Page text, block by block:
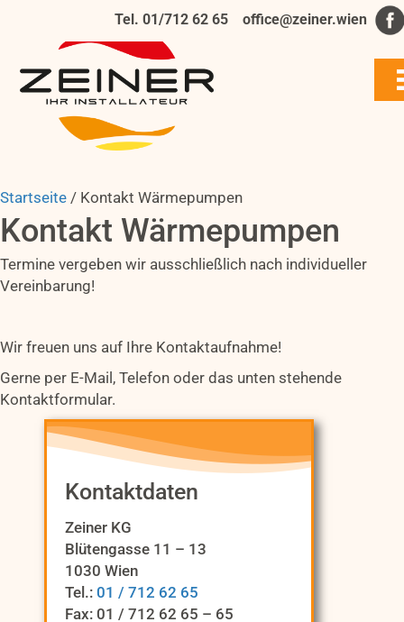
Tel. 01/712 62 65 office@zeiner.wien
Startseite / Kontakt Wärmepumpen
Kontakt Wärmepumpen
Termine vergeben wir ausschließlich nach individueller
Vereinbarung!
Wir freuen uns auf Ihre Kontaktaufnahme!
Gerne per E-Mail, Telefon oder das unten stehende
Kontaktformular.
Kontaktdaten
Zeiner KG
Blütengasse 11 – 13
1030 Wien
Tel.: 01 / 712 62 65
Fax: 01 / 712 62 65 – 65